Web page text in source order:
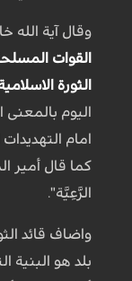
وقال آية الله
القوات
الثورة
اليوم بالمعنى
امام
كما قال أمير
الرَّعِیَّة".
واضاف قائد
بلد هو البنية